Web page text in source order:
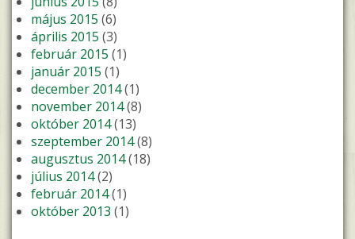
május 2015 (6)
április 2015 (3)
február 2015 (1)
január 2015 (1)
december 2014(1)
november 2014(8)
október 2014(13)
szeptember 2014(8)
augusztus 2014(18)
július 2014(2)
február 2014(1)
október 2013 (1)